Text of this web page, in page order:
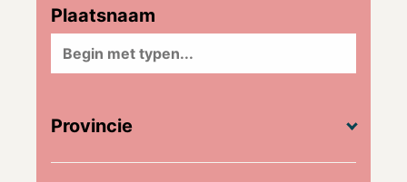
Plaatsnaam
Provincie